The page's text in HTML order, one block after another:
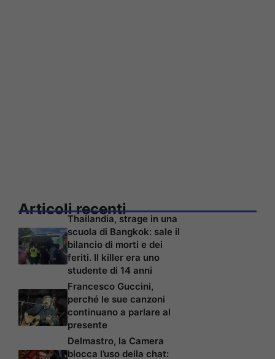
Articoli recenti
Thailandia, strage in una
scuola di Bangkok: sale il
bilancio di morti e dei
feriti. Il killer era uno
studente di 14 anni
Francesco Guccini,
perché le sue canzoni
continuano a parlare al
presente
Delmastro, la Camera
blocca l’uso della chat: